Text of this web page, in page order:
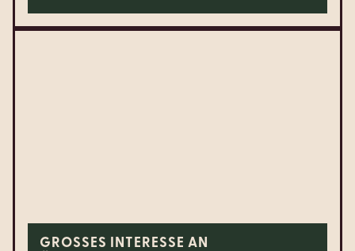
GROSSES INTERESSE AN Ö